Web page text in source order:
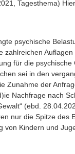
Tagesthema)
psychische
zahlreichen
für die
sei in den
Zunahme der
Nachfrage nach
(ebd.
nur die Spitze des
Kindern und